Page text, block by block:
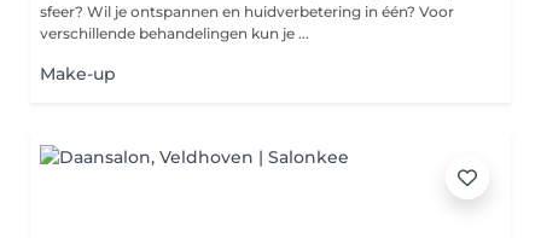
sfeer? Wil je ontspannen en huidverbetering in één? Voor
verschillende behandelingen kun je ...
Make-up